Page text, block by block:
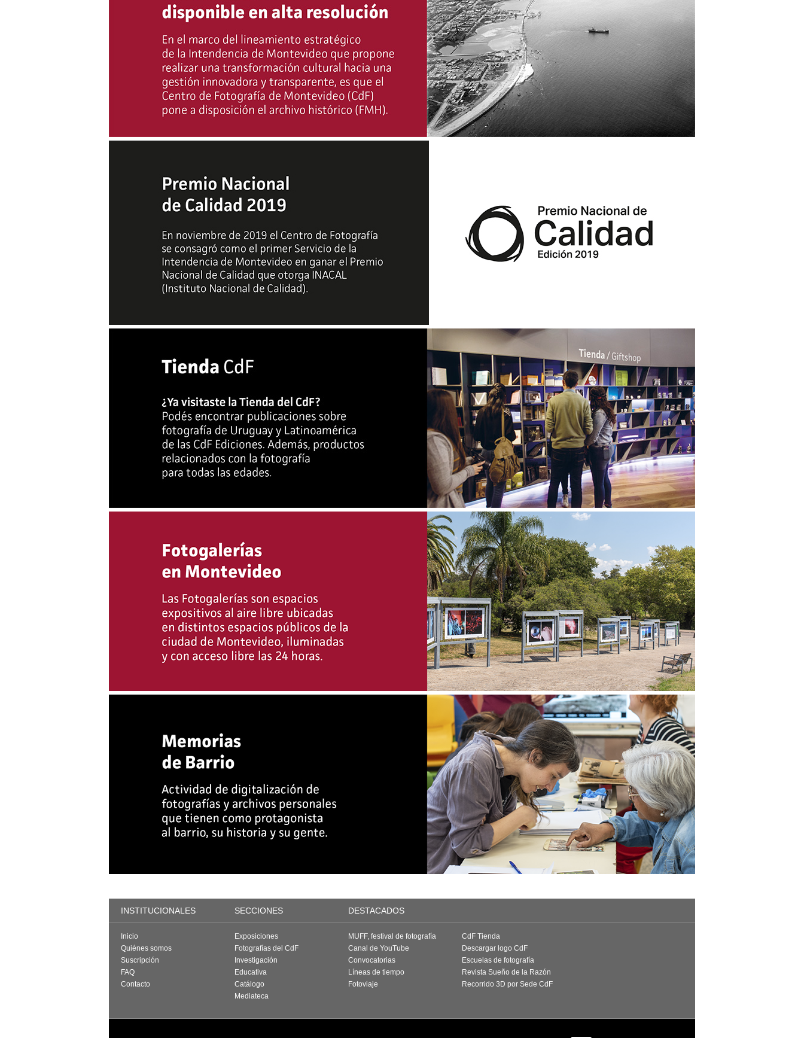
INSTITUCIONALES SECCIONES DESTACADOS
Inicio
Quiénes somos
Suscripción
FAQ
Contacto
Exposiciones
Fotografías del CdF
Investigación
Educativa
Catálogo
Mediateca
MUFF, festival de fotografía
Canal de YouTube
Convocatorias
Líneas de tiempo
Fotoviaje
CdF Tienda
Descargar logo CdF
Escuelas de fotografía
Revista Sueño de la Razón
Recorrido 3D por Sede CdF